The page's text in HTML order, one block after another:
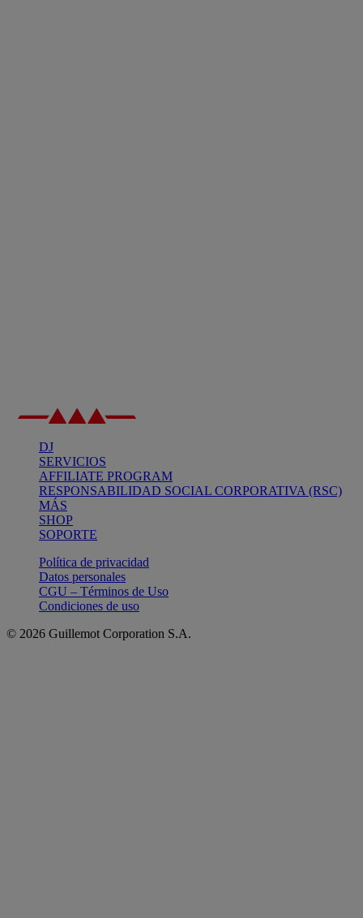
DJ
SERVICIOS
AFFILIATE PROGRAM
RESPONSABILIDAD SOCIAL CORPORATIVA (RSC)
MÁS
SHOP
SOPORTE
Política de privacidad
Datos personales
CGU – Términos de Uso
Condiciones de uso
© 2026 Guillemot Corporation S.A.